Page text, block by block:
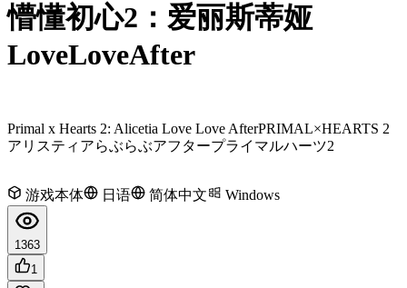
懵懂初心2：爱丽斯蒂娅
LoveLoveAfter
Primal x Hearts 2: Alicetia Love Love AfterPRIMAL×HEARTS 2
アリスティアらぶらぶアフタープライマルハーツ2
游戏本体 日语 简体中文 Windows
1363
1